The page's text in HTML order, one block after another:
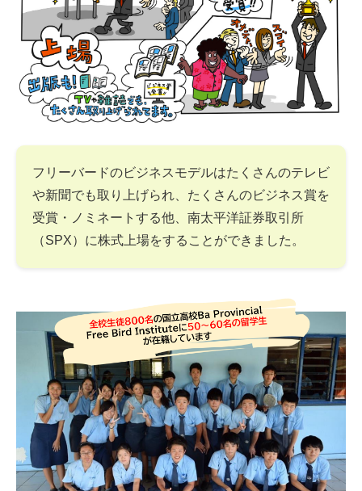
フリーバードのビジネスモデルはたくさんのテレビ
や新聞でも取り上げられ、たくさんのビジネス賞を
受賞・ノミネートする他、南太平洋証券取引所
（SPX）に株式上場をすることができました。